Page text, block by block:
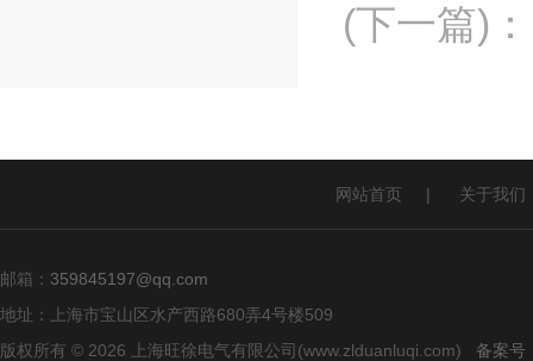
(下一篇) ：
网站首页 | 关于我们
邮箱： 359845197@qq.com
地址：上海市宝山区水产西路680弄4号楼509
版权所有 © 2026 上海旺徐电气有限公司(www.zlduanluqi.com) 备案号